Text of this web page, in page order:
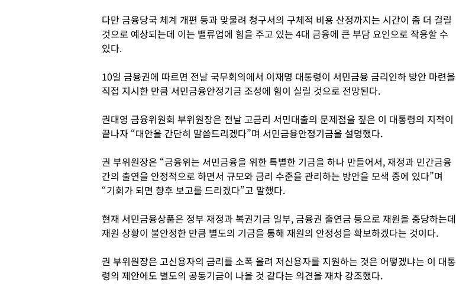
다만 금융당국 체계 개편 등과 맞물려 청구서의 구체적 비용 산정까지는 시간이 좀 더 걸릴
것으로 예상되는데 이는 밸류업에 힘을 주고 있는 4대 금융에 큰 부담 요인으로 작용할 수
있다.
10일 금융권에 따르면 전날 국무회의에서 이재명 대통령이 서민금융 금리인하 방안 마련을
직접 지시한 만큼 서민금융안정기금 조성에 힘이 실릴 것으로 전망된다.
권대영 금융위원회 부위원장은 전날 고금리 서민대출의 문제점을 짚은 이 대통령의 지적이
끝나자 “대안을 간단히 말씀드리겠다”며 서민금융안정기금을 설명했다.
권 부위원장은 “금융위는 서민금융을 위한 특별한 기금을 하나 만들어서, 재정과 민간금융
간의 출연을 안정적으로 하면서 규모와 금리 수준을 관리하는 방안을 모색 중에 있다”며
“기회가 되면 향후 보고를 드리겠다”고 말했다.
현재 서민금융상품은 정부 재정과 복권기금 일부, 금융권 출연금 등으로 재원을 충당하는데
재원 상황이 불안정한 만큼 별도의 기금을 통해 재원의 안정성을 확보하겠다는 것이다.
권 부위원장은 고신용자의 금리를 소폭 올려 저신용자를 지원하는 것은 어떻겠냐는 이 대통
령의 제안에도 별도의 공동기금이 나을 것 같다는 의견을 재차 강조했다.